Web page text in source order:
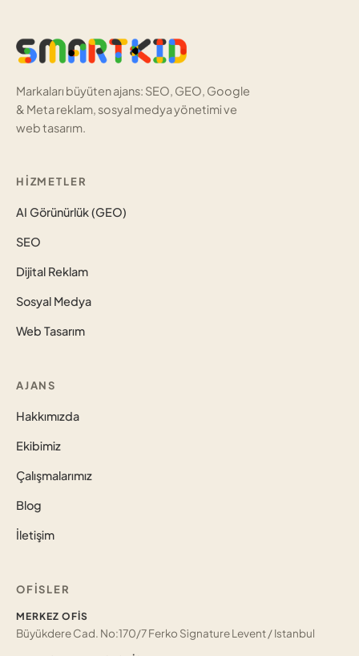
Markaları büyüten ajans: SEO, GEO, Google
& Meta reklam, sosyal medya yönetimi ve
web tasarım.
HIZMETLER
AI Görünürlük (GEO)
SEO
Dijital Reklam
Sosyal Medya
Web Tasarım
AJANS
Hakkımızda
Ekibimiz
Çalışmalarımız
Blog
İletişim
OFISLER
MERKEZ OFIS
Büyükdere Cad. No:170/7 Ferko Signature Levent / Istanbul